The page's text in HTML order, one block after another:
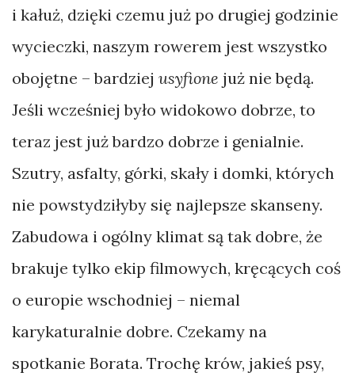
i kałuż, dzięki czemu już po drugiej godzinie
wycieczki, naszym rowerem jest wszystko
obojętne – bardziej usyfione już nie będą.
Jeśli wcześniej było widokowo dobrze, to
teraz jest już bardzo dobrze i genialnie.
Szutry, asfalty, górki, skały i domki, których
nie powstydziłyby się najlepsze skanseny.
Zabudowa i ogólny klimat są tak dobre, że
brakuje tylko ekip filmowych, kręcących coś
o europie wschodniej – niemal
karykaturalnie dobre. Czekamy na
spotkanie Borata. Trochę krów, jakieś psy,